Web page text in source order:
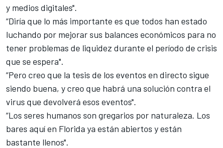
y medios digitales".
“Diría que lo más importante es que todos han estado
luchando por mejorar sus balances económicos para no
tener problemas de liquidez durante el período de crisis
que se espera".
“Pero creo que la tesis de los eventos en directo sigue
siendo buena, y creo que habrá una solución contra el
virus que devolverá esos eventos".
“Los seres humanos son gregarios por naturaleza. Los
bares aquí en Florida ya están abiertos y están
bastante llenos".